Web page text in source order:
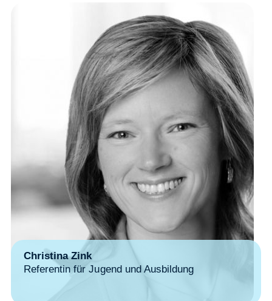
Christina Zink
Referentin für Jugend und Ausbildung